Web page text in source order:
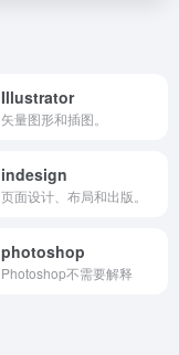
Illustrator
矢量图形和插图。
indesign
页面设计、布局和出版。
photoshop
Photoshop不需要解释